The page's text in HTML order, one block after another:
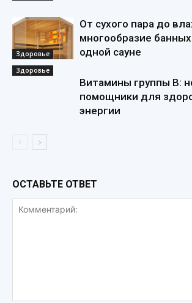
Здоровье
От сухого пара до
многообразие
одной сауне
Здоровье
Витамины группы В:
помощники для
энергии
ОСТАВЬТЕ ОТВЕТ